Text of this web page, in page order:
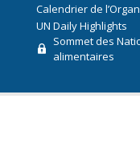
Calendrier de
UN Daily Highlights
Sommet des
alimentaires